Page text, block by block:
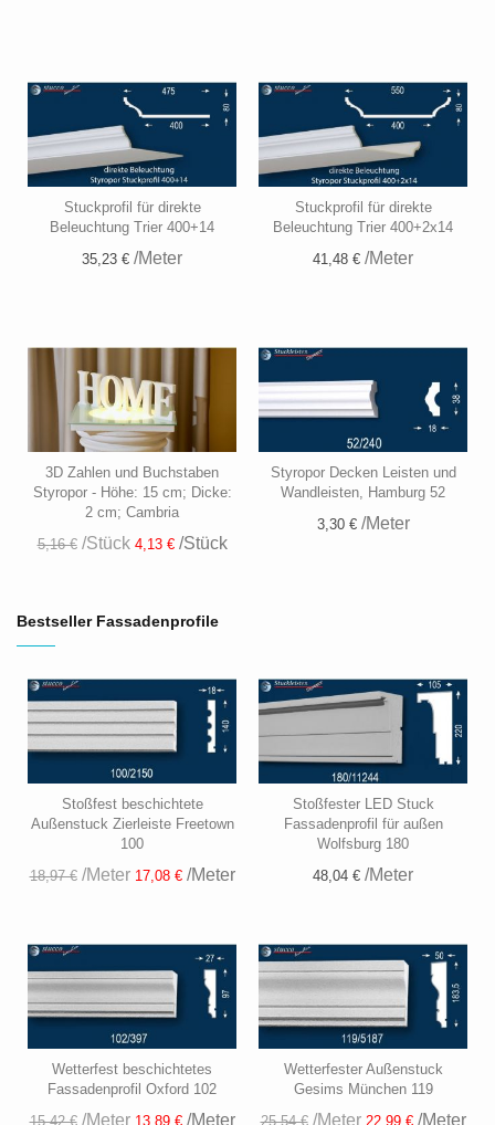
Stuckprofil für direkte
Beleuchtung Trier 400+14
35,23 € /Meter
Stuckprofil für direkte
Beleuchtung Trier 400+2x14
41,48 € /Meter
3D Zahlen und Buchstaben
Styropor - Höhe: 15 cm; Dicke:
2 cm; Cambria
5,16 €/Stück 4,13 €/Stück
Styropor Decken Leisten und
Wandleisten, Hamburg 52
3,30 €/Meter
Bestseller Fassadenprofile
Stoßfest beschichtete
Außenstuck Zierleiste Freetown
100
18,97 €/Meter 17,08 €/Meter
Stoßfester LED Stuck
Fassadenprofil für außen
Wolfsburg 180
48,04 € /Meter
Wetterfest beschichtetes
Fassadenprofil Oxford 102
15,42 €/Meter 13,89 €/Meter
Wetterfester Außenstuck
Gesims München 119
25,54 €/Meter 22,99 €/Meter